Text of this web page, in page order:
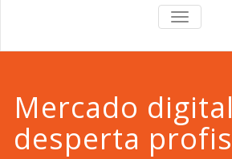
TOGGLE
Mercado digital
desperta